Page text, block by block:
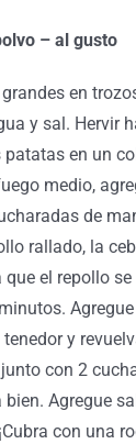
– al gusto
en
y sal. Hervir
en un
medio,
de
rallado, la
el repollo
y
con 2
Agregue
con una